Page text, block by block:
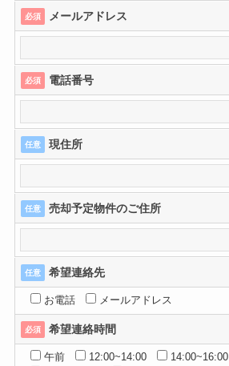
必須 メールアドレス
必須 電話番号
任意 現住所
任意 売却予定物件のご住所
任意 希望連絡先
お電話 メールアドレス
必須 希望連絡時間
午前 12:00~14:00 14:00~16:00